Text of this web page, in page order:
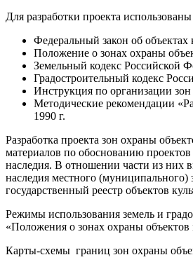
Для разработки проекта
Федеральный закон об
Положение о зонах охраны
Земельный кодекс Российской
Градостроительный кодекс
Инструкция по организации
Методические рекомендации
1990 г.
Разработка проекта зон охраны
материалов по обоснованию
наследия. В отношении части из них
наследия местного
государственный реестр объектов
Режимы использования земель и
«Положения о зонах охраны объектов
Карты-схемы границ зон охраны